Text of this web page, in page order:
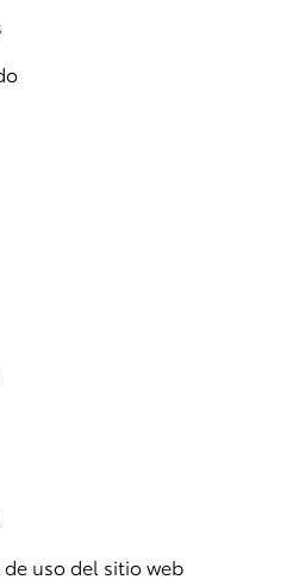
uso del sitio web